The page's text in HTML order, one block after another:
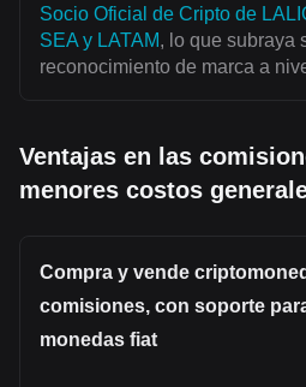
Socio Oficial de Cripto de
SEA y LATAM, lo que subraya
reconocimiento de marca a
Ventajas en las
menores costos
Compra y vende
comisiones, con soporte
monedas fiat